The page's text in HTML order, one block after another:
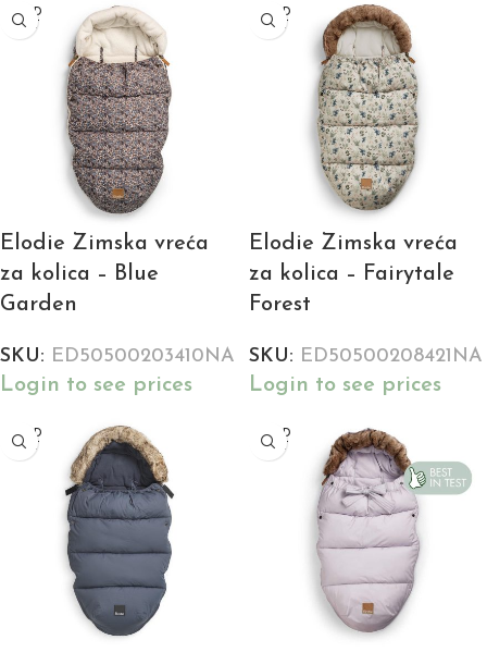
SOLD
OUT
Elodie Zimska vreća
za kolica – Blue
Garden
SKU: ED50500203410NA
Login to see prices
SOLD
OUT
Elodie Zimska vreća
za kolica – Fairytale
Forest
SKU: ED50500208421NA
Login to see prices
SOLD
OUT
SOLD
OUT